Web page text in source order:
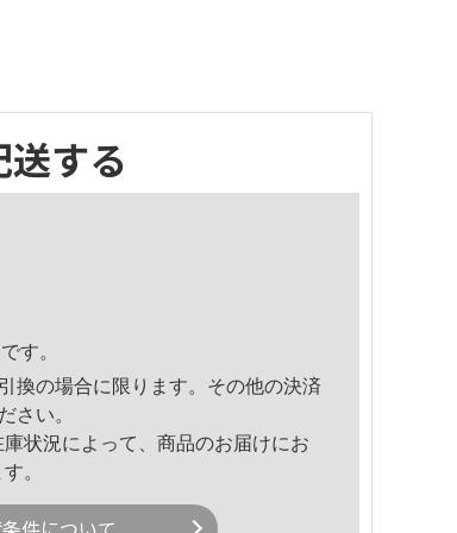
送する
す。
換の場合に限ります。その他の決済
さい。
状況によって、商品のお届けにお
。